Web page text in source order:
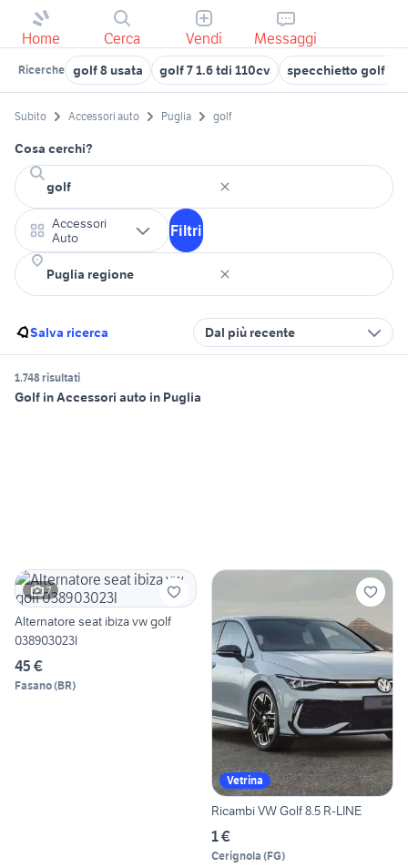
Home Cerca Vendi Messaggi
Ricerche golf 8 usata golf 7 1.6 tdi 110cv specchietto golf 7
Subito Accessori auto Puglia golf
Cosa cerchi?
Accessori
Auto
Filtri
Salva ricerca Dal più recente
1.748 risultati
Golf in Accessori auto in Puglia
7
Alternatore seat ibiza vw golf
038903023l
45 €
Fasano(BR)
Vetrina
Ricambi VW Golf 8.5 R-LINE
1 €
Cerignola (FG)